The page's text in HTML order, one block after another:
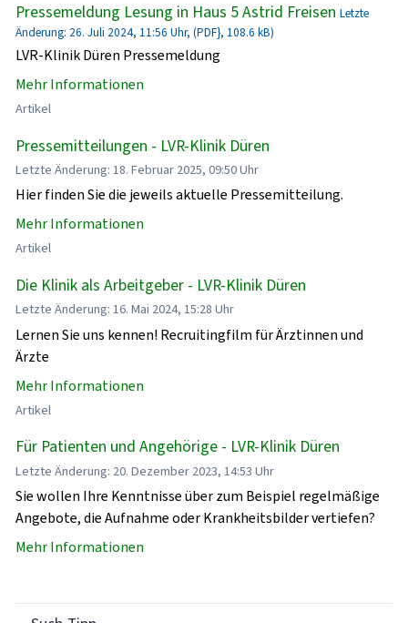
Pressemeldung Lesung in Haus 5 Astrid Freisen Letzte
Änderung: 26. Juli 2024, 11:56 Uhr, (PDF}, 108.6 kB)
LVR-Klinik Düren Pressemeldung
Mehr Informationen
Artikel
Pressemitteilungen - LVR-Klinik Düren
Letzte Änderung: 18. Februar 2025, 09:50 Uhr
Hier finden Sie die jeweils aktuelle Pressemitteilung.
Mehr Informationen
Artikel
Die Klinik als Arbeitgeber - LVR-Klinik Düren
Letzte Änderung: 16. Mai 2024, 15:28 Uhr
Lernen Sie uns kennen! Recruitingfilm für Ärztinnen und
Ärzte
Mehr Informationen
Artikel
Für Patienten und Angehörige - LVR-Klinik Düren
Letzte Änderung: 20. Dezember 2023, 14:53 Uhr
Sie wollen Ihre Kenntnisse über zum Beispiel regelmäßige
Angebote, die Aufnahme oder Krankheitsbilder vertiefen?
Mehr Informationen